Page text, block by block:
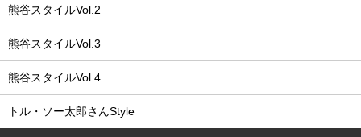
熊谷スタイルVol.2
熊谷スタイルVol.3
熊谷スタイルVol.4
トル・ソー太郎さんStyle